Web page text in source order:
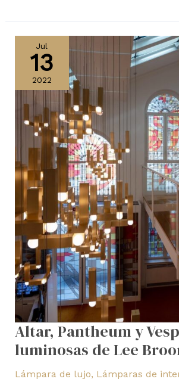
Jul
13
2022
Altar, Pantheum y
luminosas de Lee
Lámpara de lujo, Lámparas de
Pantheum
Vesper:
odas
luminosas
de